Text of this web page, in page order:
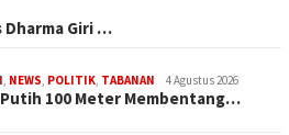
Dharma Giri …
NEWS POLITIK TABANAN 4 Agustus 2026
100 Meter Membentang…